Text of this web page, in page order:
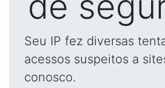
Seu IP fez diversas
acessos suspeitos a
conosco.